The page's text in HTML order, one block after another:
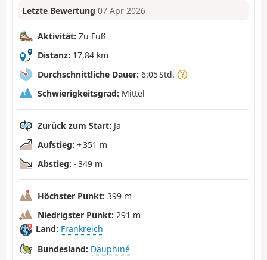
Letzte Bewertung 07 Apr 2026
Aktivität: Zu Fuß
Distanz: 17,84 km
Durchschnittliche Dauer: 6:05 Std.
Schwierigkeitsgrad: Mittel
Zurück zum Start: Ja
Aufstieg: + 351 m
Abstieg: - 349 m
Höchster Punkt: 399 m
Niedrigster Punkt: 291 m
Land: Frankreich
Bundesland: Dauphiné